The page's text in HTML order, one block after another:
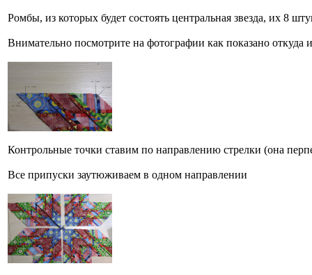
Ромбы, из которых будет состоять центральная звезда, их 8
Внимательно посмотрите на фотографии как показано откуда
Контрольные точки ставим по направлению стрелки (она
Все припуски заутюживаем в одном направлении